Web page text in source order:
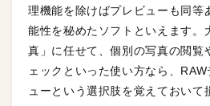
理機能を除けばプレビューも同等
能性を秘めたソフトといえます。
真」に任せて、個別の写真の閲覧
ェックといった使い方なら、
ューという選択肢を覚えておいて